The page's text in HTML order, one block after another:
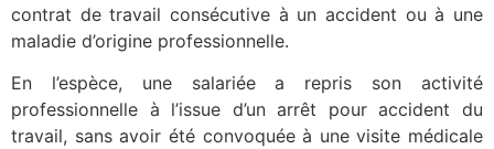
contrat de travail consécutive à un accident ou à une
maladie d’origine professionnelle.
En l’espèce, une salariée a repris son activité
professionnelle à l’issue d’un arrêt pour accident du
travail, sans avoir été convoquée à une visite médicale